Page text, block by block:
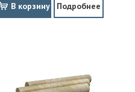
В корзину Подробнее